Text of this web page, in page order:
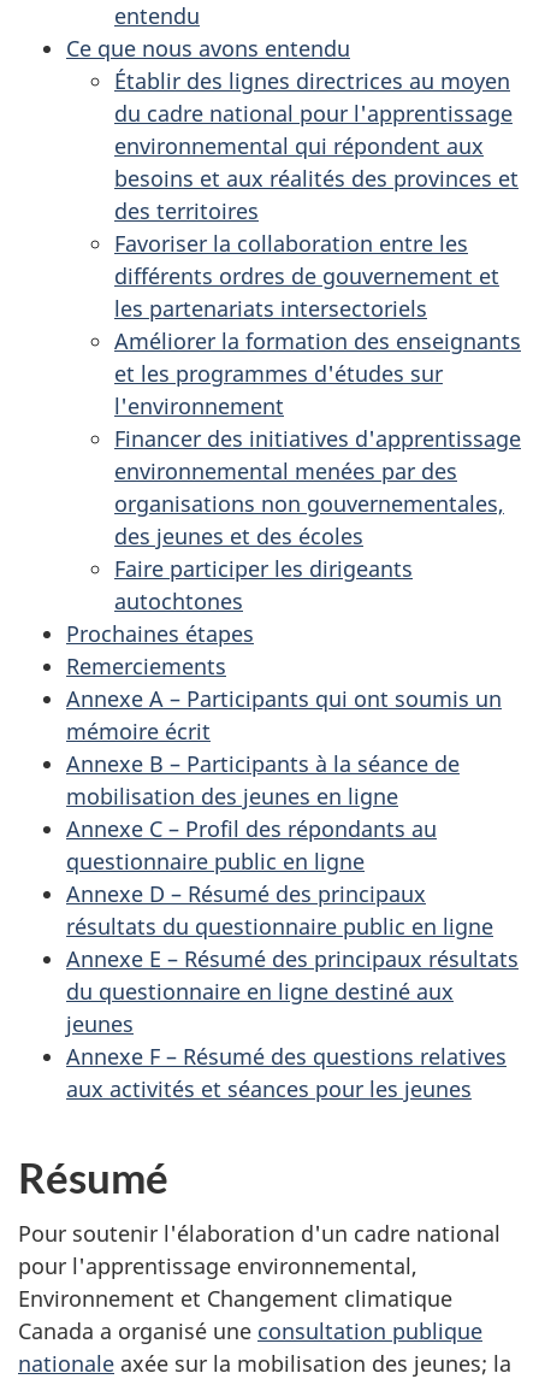
entendu
Ce que nous avons entendu
Établir des lignes directrices au moyen
du cadre national pour l'apprentissage
environnemental qui répondent aux
besoins et aux réalités des provinces et
des territoires
Favoriser la collaboration entre les
différents ordres de gouvernement et
les partenariats intersectoriels
Améliorer la formation des enseignants
et les programmes d'études sur
l'environnement
Financer des initiatives d'apprentissage
environnemental menées par des
organisations non gouvernementales,
des jeunes et des écoles
Faire participer les dirigeants
autochtones
Prochaines étapes
Remerciements
Annexe A – Participants qui ont soumis un
mémoire écrit
Annexe B – Participants à la séance de
mobilisation des jeunes en ligne
Annexe C – Profil des répondants au
questionnaire public en ligne
Annexe D – Résumé des principaux
résultats du questionnaire public en ligne
Annexe E – Résumé des principaux résultats
du questionnaire en ligne destiné aux
jeunes
Annexe F – Résumé des questions relatives
aux activités et séances pour les jeunes
Résumé
Pour soutenir l'élaboration d'un cadre national
pour l'apprentissage environnemental,
Environnement et Changement climatique
Canada a organisé une consultation publique
nationale axée sur la mobilisation des jeunes; la